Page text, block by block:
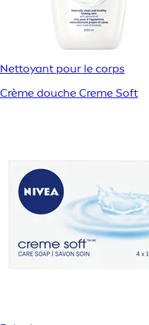
Nettoyant pour le corps
Crème douche Creme Soft